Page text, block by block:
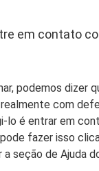
em contato
podemos dizer
com
lo é entrar em
fazer isso
seção de Ajuda